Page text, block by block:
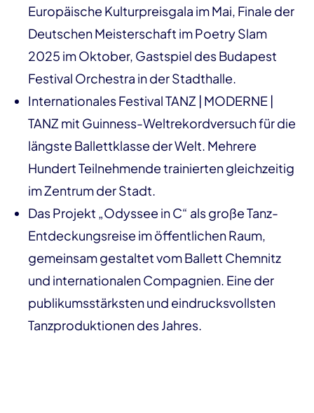
Europäische Kulturpreisgala im Mai, Finale der
Deutschen Meisterschaft im Poetry Slam
2025 im Oktober, Gastspiel des Budapest
Festival Orchestra in der Stadthalle.
Internationales Festival TANZ | MODERNE |
TANZ mit Guinness-Weltrekordversuch für die
längste Ballettklasse der Welt. Mehrere
Hundert Teilnehmende trainierten gleichzeitig
im Zentrum der Stadt.
Das Projekt „Odyssee in C“ als große Tanz-
Entdeckungsreise im öffentlichen Raum,
gemeinsam gestaltet vom Ballett Chemnitz
und internationalen Compagnien. Eine der
publikumsstärksten und eindrucksvollsten
Tanzproduktionen des Jahres.